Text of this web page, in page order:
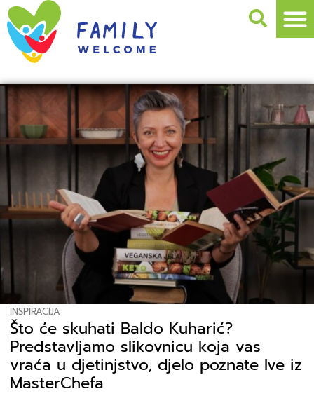
INSPIRACIJA
Što će skuhati Baldo Kuharić?
Predstavljamo slikovnicu koja vas
vraća u djetinjstvo, djelo poznate Ive iz
MasterChefa